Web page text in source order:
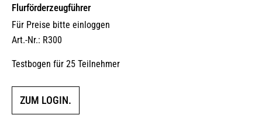
Flurförderzeugführer
Für Preise bitte einloggen
Art.-Nr.: R300
Testbogen für 25 Teilnehmer
ZUM LOGIN.